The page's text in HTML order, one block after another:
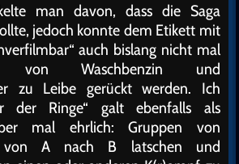
man davon, dass die Saga
jedoch konnte dem Etikett mit
auch bislang nicht mal
von Waschbenzin und
zu Leibe gerückt werden. Ich
der Ringe“ galt ebenfalls als
mal ehrlich: Gruppen von
von A nach B latschen und